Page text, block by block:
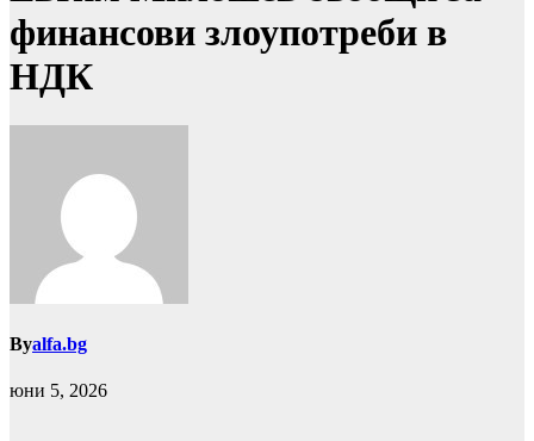
финансови злоупотреби в
НДК
Byalfa.bg
юни 5, 2026